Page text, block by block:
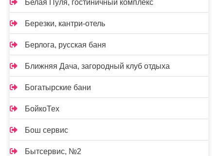
Белая Пуля, гостиничный комплекс
Березки, кантри-отель
Берлога, русская баня
Ближняя Дача, загородный клуб отдыха
Богатырские бани
БойкоТех
Бош сервис
Бытсервис, №2